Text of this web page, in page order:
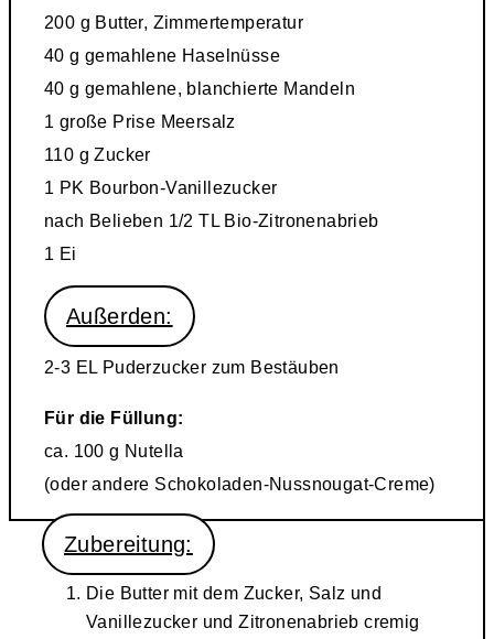
200 g Butter, Zimmertemperatur
40 g gemahlene Haselnüsse
40 g gemahlene, blanchierte Mandeln
1 große Prise Meersalz
110 g Zucker
1 PK Bourbon-Vanillezucker
nach Belieben 1/2 TL Bio-Zitronenabrieb
1 Ei
Außerden:
2-3 EL Puderzucker zum Bestäuben
Für die Füllung:
ca. 100 g Nutella
(oder andere Schokoladen-Nussnougat-Creme)
Zubereitung:
Die Butter mit dem Zucker, Salz und
Vanillezucker und Zitronenabrieb cremig